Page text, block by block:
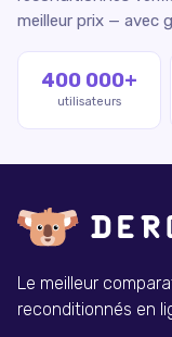
meilleur prix — avec
400 000+
utilisateurs
Le meilleur
reconditionnés en